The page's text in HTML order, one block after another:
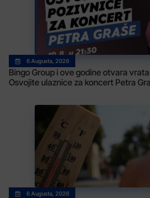
6 Augusta, 2026
Bingo Group i ove godine otvara
Osvojite ulaznice za koncert Petra
6 Augusta, 2026